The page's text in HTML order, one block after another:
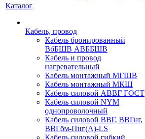
Каталог
Кабель, провод
Кабель бронированный
ВбБШВ АВББШВ
Кабель и провод
нагревательный
Кабель монтажный МГШВ
Кабель монтажный МКШ
Кабель силовой АВВГ ГОСТ
Кабель силовой NYM
однопроволочный
Кабель силовой ВВГ, ВВГнг,
ВВГбм-Пнг(А)-LS